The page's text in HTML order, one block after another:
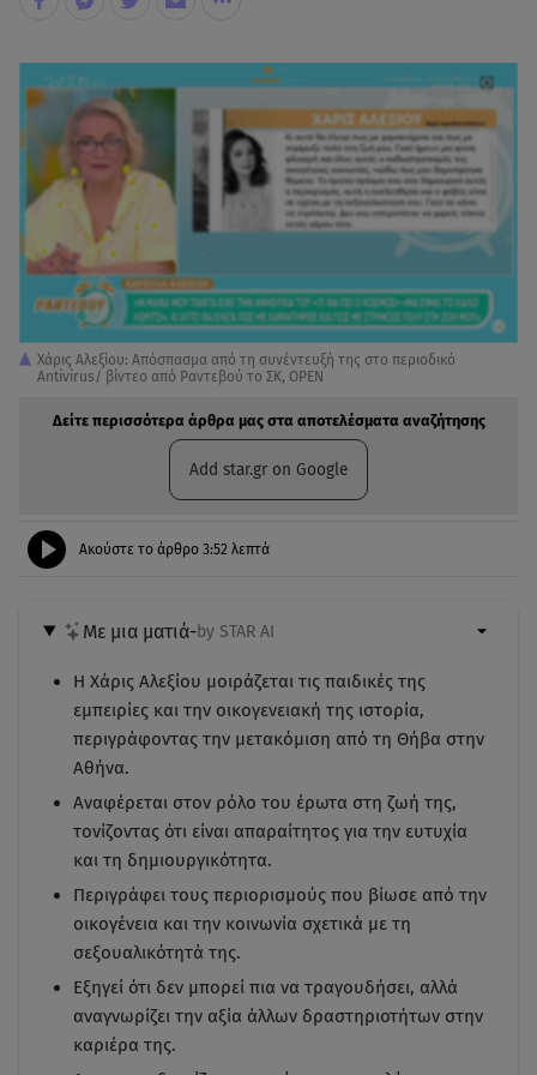
Χάρις Αλεξίου: Απόσπασμα από τη συνέντευξή της στο περιοδικό
Antivirus/ βίντεο από Ραντεβού το ΣΚ, ΟΡΕΝ
Δείτε περισσότερα άρθρα μας στα αποτελέσματα αναζήτησης
Add star.gr on Google
Ακούστε το άρθρο 3:52 λεπτά
Με μια ματιά-by STAR AI
Η Χάρις Αλεξίου μοιράζεται τις παιδικές της
εμπειρίες και την οικογενειακή της ιστορία,
περιγράφοντας την μετακόμιση από τη Θήβα στην
Αθήνα.
Αναφέρεται στον ρόλο του έρωτα στη ζωή της,
τονίζοντας ότι είναι απαραίτητος για την ευτυχία
και τη δημιουργικότητα.
Περιγράφει τους περιορισμούς που βίωσε από την
οικογένεια και την κοινωνία σχετικά με τη
σεξουαλικότητά της.
Εξηγεί ότι δεν μπορεί πια να τραγουδήσει, αλλά
αναγνωρίζει την αξία άλλων δραστηριοτήτων στην
καριέρα της.